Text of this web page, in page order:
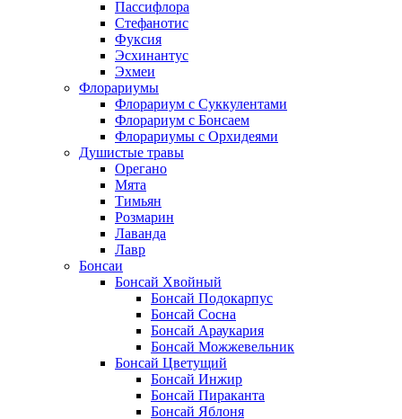
Пассифлора
Стефанотис
Фуксия
Эсхинантус
Эхмеи
Флорариумы
Флорариум с Суккулентами
Флорариум с Бонсаем
Флорариумы с Орхидеями
Душистые травы
Орегано
Мята
Тимьян
Розмарин
Лаванда
Лавр
Бонсаи
Бонсай Хвойный
Бонсай Подокарпус
Бонсай Сосна
Бонсай Араукария
Бонсай Можжевельник
Бонсай Цветущий
Бонсай Инжир
Бонсай Пираканта
Бонсай Яблоня